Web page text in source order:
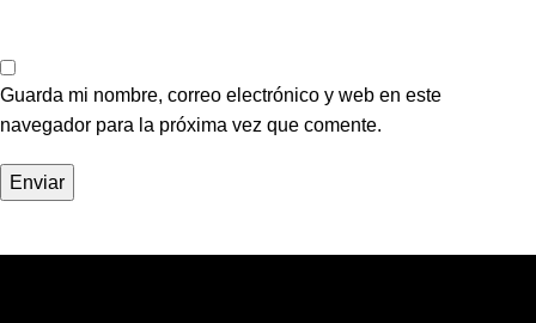
Guarda mi nombre, correo electrónico y web en este
navegador para la próxima vez que comente.